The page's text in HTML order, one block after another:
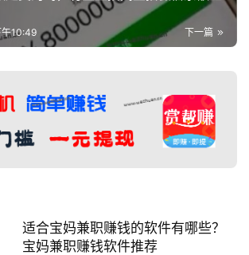
下一篇
10:49
适合宝妈兼职赚钱的软件有哪些？
宝妈兼职赚钱软件推荐